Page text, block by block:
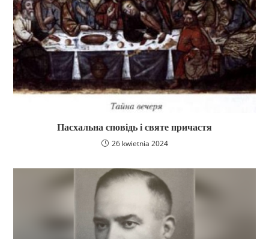
Пасхальна сповідь і святе причастя
26 kwietnia 2024